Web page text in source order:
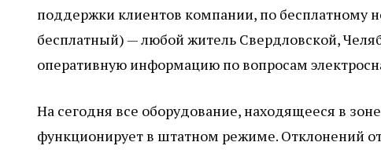
поддержки клиентов компании, по бесплатному
бесплатный) — любой житель Свердловской,
оперативную информацию по вопросам
На сегодня все оборудование, находящееся в
функционирует в штатном режиме. Отклонений